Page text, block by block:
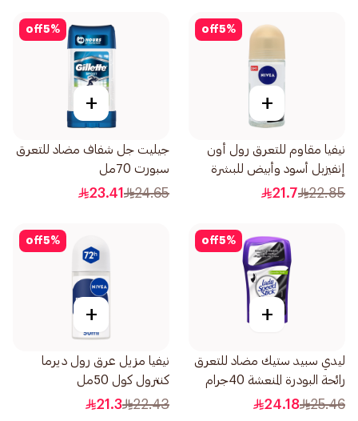
5%
off
+
نيفيا مقاوم للتعرق رول أون
إنفيزبل أسود وأبيض للبشرة
الحساسة للنساء 50مل
22.85
21.7
5%
off
+
جيليت جل شفاف مضاد للتعرق
سبورت 70مل
24.65
23.41
5%
off
+
ليدي سبيد ستيك مضاد للتعرق
رائحة البودرة المنعشة 40جرام
25.46
24.18
5%
off
+
نيفيا مزيل عرق رول ديرما
كنترول كول 50مل
22.43
21.3